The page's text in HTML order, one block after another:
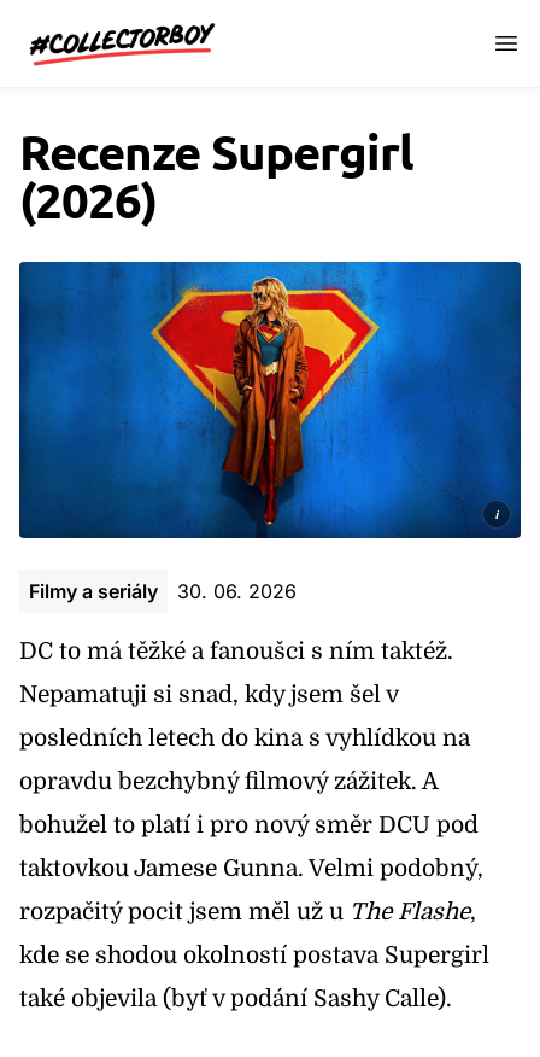
Recenze Supergirl
(2026)
i
Filmy a seriály 30. 06. 2026
DC to má těžké a fanoušci s ním taktéž.
Nepamatuji si snad, kdy jsem šel v
posledních letech do kina s vyhlídkou na
opravdu bezchybný filmový zážitek. A
bohužel to platí i pro nový směr DCU pod
taktovkou Jamese Gunna. Velmi podobný,
rozpačitý pocit jsem měl už u The Flashe,
kde se shodou okolností postava Supergirl
také objevila (byť v podání Sashy Calle).